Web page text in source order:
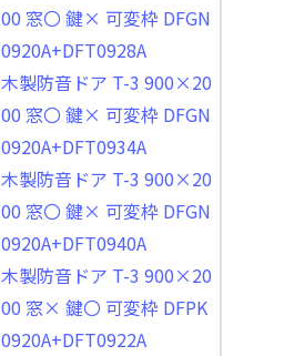
00 窓〇 鍵× 可変枠 DFGN
0920A+DFT0928A
木製防音ドア T-3 900×20
00 窓〇 鍵× 可変枠 DFGN
0920A+DFT0934A
木製防音ドア T-3 900×20
00 窓〇 鍵× 可変枠 DFGN
0920A+DFT0940A
木製防音ドア T-3 900×20
00 窓× 鍵〇 可変枠 DFPK
0920A+DFT0922A